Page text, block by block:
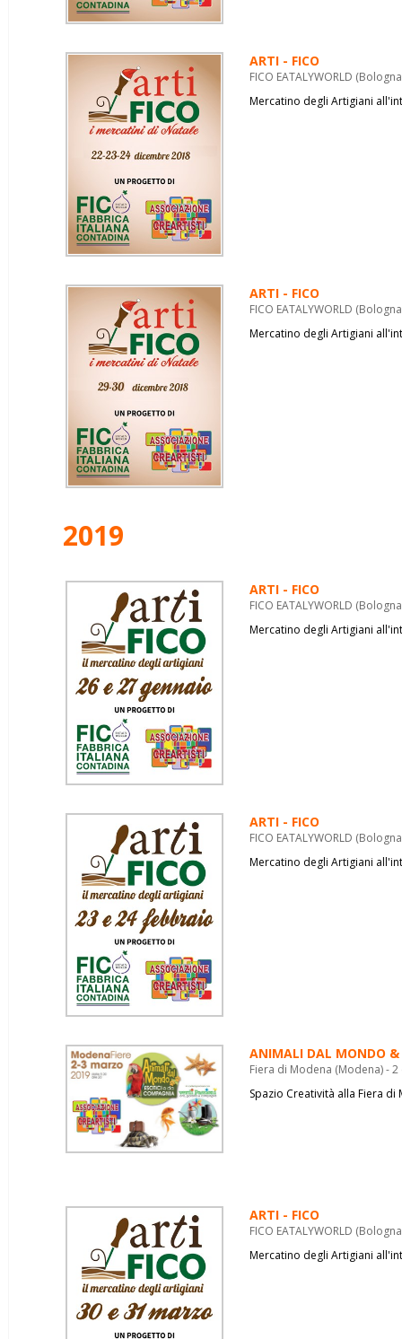
ARTI - FICO
FICO EATALYWORLD
Mercatino degli Artigiani
ARTI - FICO
FICO EATALYWORLD
Mercatino degli Artigiani
2019
ARTI - FICO
FICO EATALYWORLD
Mercatino degli Artigiani
ARTI - FICO
FICO EATALYWORLD
Mercatino degli Artigiani
ANIMALI DAL MONDO &
Fiera di Modena (Modena) -
Spazio Creatività alla Fiera di
ARTI - FICO
FICO EATALYWORLD
Mercatino degli Artigiani